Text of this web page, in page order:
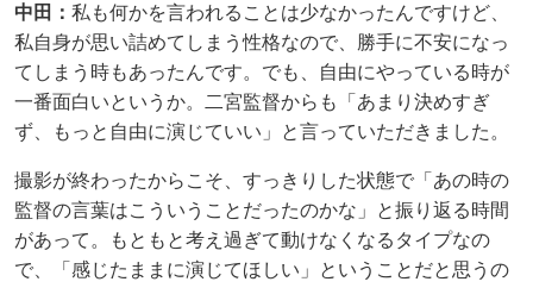
中田： 私も何かを言われることは少なかったんですけど、
私自身が思い詰めてしまう性格なので、勝手に不安になっ
てしまう時もあったんです。でも、自由にやっている時が
一番面白いというか。二宮監督からも「あまり決めすぎ
ず、もっと自由に演じていい」と言っていただきました。
撮影が終わったからこそ、すっきりした状態で「あの時の
監督の言葉はこういうことだったのかな」と振り返る時間
があって。もともと考え過ぎて動けなくなるタイプなの
で、「感じたままに演じてほしい」ということだと思うの